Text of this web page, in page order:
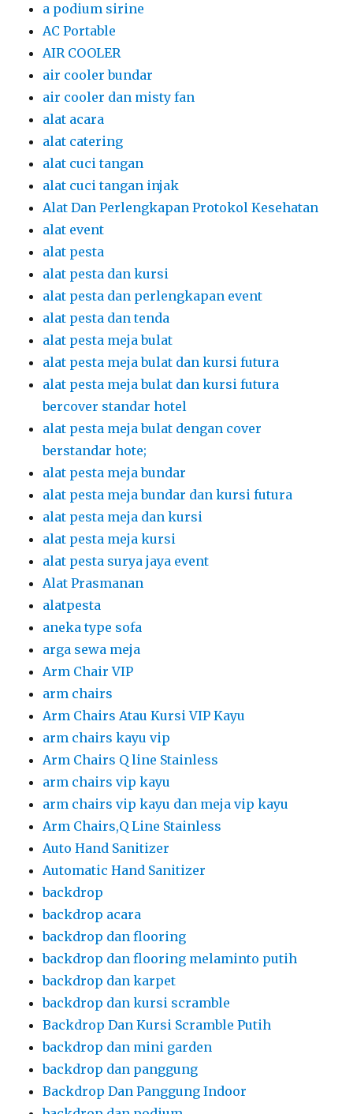
a podium sirine
AC Portable
AIR COOLER
air cooler bundar
air cooler dan misty fan
alat acara
alat catering
alat cuci tangan
alat cuci tangan injak
Alat Dan Perlengkapan Protokol Kesehatan
alat event
alat pesta
alat pesta dan kursi
alat pesta dan perlengkapan event
alat pesta dan tenda
alat pesta meja bulat
alat pesta meja bulat dan kursi futura
alat pesta meja bulat dan kursi futura
bercover standar hotel
alat pesta meja bulat dengan cover
berstandar hote;
alat pesta meja bundar
alat pesta meja bundar dan kursi futura
alat pesta meja dan kursi
alat pesta meja kursi
alat pesta surya jaya event
Alat Prasmanan
alatpesta
aneka type sofa
arga sewa meja
Arm Chair VIP
arm chairs
Arm Chairs Atau Kursi VIP Kayu
arm chairs kayu vip
Arm Chairs Q line Stainless
arm chairs vip kayu
arm chairs vip kayu dan meja vip kayu
Arm Chairs,Q Line Stainless
Auto Hand Sanitizer
Automatic Hand Sanitizer
backdrop
backdrop acara
backdrop dan flooring
backdrop dan flooring melaminto putih
backdrop dan karpet
backdrop dan kursi scramble
Backdrop Dan Kursi Scramble Putih
backdrop dan mini garden
backdrop dan panggung
Backdrop Dan Panggung Indoor